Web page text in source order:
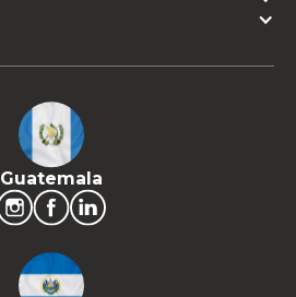
Guatemala